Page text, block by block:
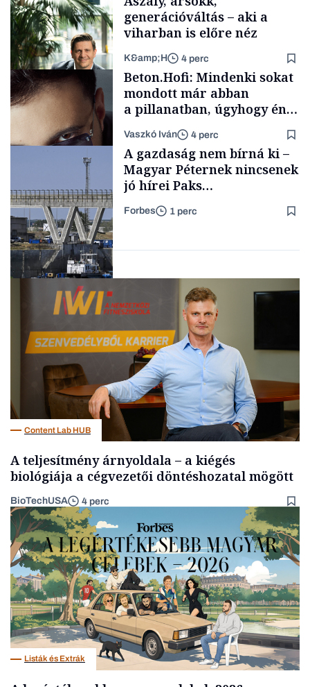
Családi
vállalkozások
TÁMOGATÓI
generációváltás – aki a
viharban is előre néz
K&amp;H 4 perc
Forbes-sztori
Beton.Hofi: Mindenki sokat
mondott már abban
a pillanatban, úgyhogy én
a legsarkosabb
gondolataimat akartam
kimondani
Vaszkó Iván 4 perc
A gazdaság nem bírná ki –
Magyar Péternek nincsenek
jó hírei Paks
újraindításáról
Forbes 1 perc
Content Lab HUB
A teljesítmény árnyoldala – a kiégés
biológiája a cégvezetői döntéshozatal mögött
BioTechUSA 4 perc
Listák és Extrák